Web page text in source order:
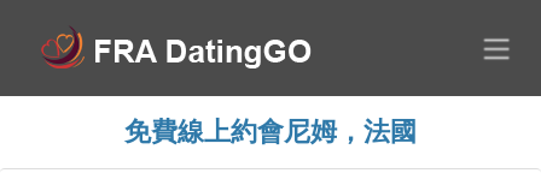
免費線上約會尼姆，法國